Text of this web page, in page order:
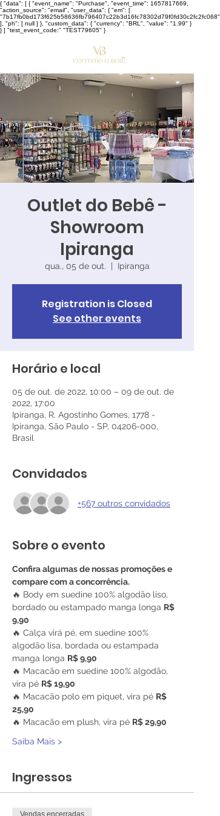
{ "data": [ { "event_name": "Purchase", "event_time": 1657817669,
"action_source": "email", "user_data": { "em": [
"7b17fb0bd173f625b58636fb796407c22b3d16fc78302d79f0fd30c2fc2fc068"
], "ph": [ null ] }, "custom_data": { "currency": "BRL", "value": "1.99" }
} ] "test_event_code:" "TEST79605" }
Outlet do Bebê -
Showroom
Ipiranga
qua., 05 de out. Ipiranga
Registration is Closed
See other events
Horário e local
05 de out. de 2022, 10:00 – 09 de out. de
2022, 17:00
Ipiranga, R. Agostinho Gomes, 1778 -
Ipiranga, São Paulo - SP, 04206-000,
Brasil
Convidados
+567 outros convidados
Sobre o evento
Confira algumas de nossas promoções e
compare com a concorrência.
🔥 Body em suedine 100% algodão liso,
bordado ou estampado manga longa R$
9,90
🔥 Calça virá pé, em suedine 100%
algodão lisa, bordada ou estampada
manga longa R$ 9,90
🔥 Macacão em suedine 100% algodão,
vira pé R$ 19,90
🔥 Macacão polo em piquet, vira pé R$
25,90
🔥 Macacão em plush, vira pé R$ 29,90
Saiba Mais >
Ingressos
Vendas encerradas